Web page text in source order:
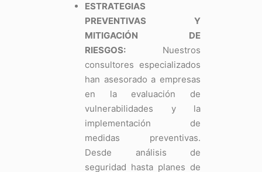
ESTRATEGIAS
PREVENTIVAS Y
MITIGACIÓN DE
RIESGOS:Nuestros
consultores especializados
han asesorado a empresas
en la evaluación de
vulnerabilidades y la
implementación de
medidas preventivas.
Desde análisis de
seguridad hasta planes de